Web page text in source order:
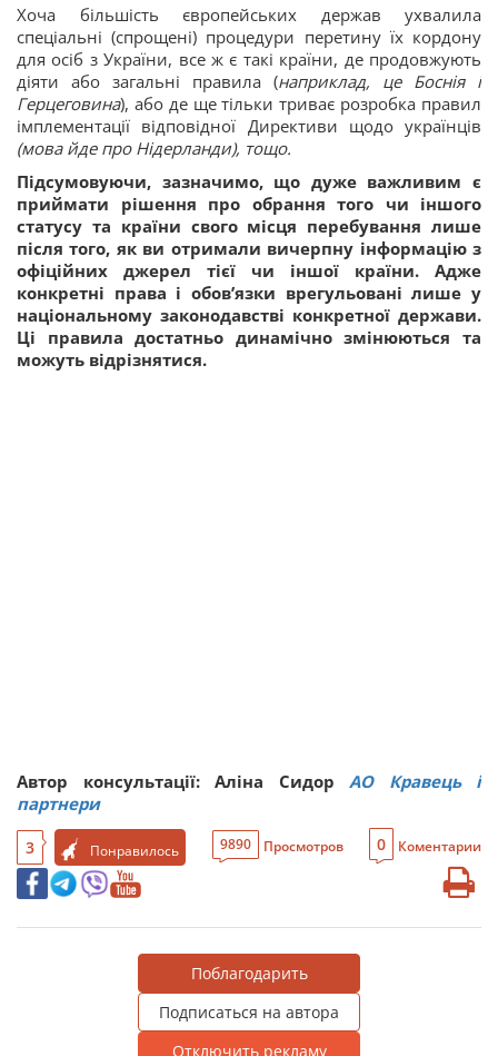
Хоча більшість європейських держав ухвалила
спеціальні (спрощені) процедури перетину їх кордону
для осіб з України, все ж є такі країни, де продовжують
діяти або загальні правила (наприклад, це Боснія і
Герцеговина), або де ще тільки триває розробка правил
імплементації відповідної Директиви щодо українців
(мова йде про Нідерланди), тощо.
Підсумовуючи, зазначимо, що дуже важливим є
приймати рішення про обрання того чи іншого
статусу та країни свого місця перебування лише
після того, як ви отримали вичерпну інформацію з
офіційних джерел тієї чи іншої країни. Адже
конкретні права і обов’язки врегульовані лише у
національному законодавстві конкретної держави.
Ці правила достатньо динамічно змінюються та
можуть відрізнятися.
Автор консультації: Аліна Сидор
АО Кравець і
партнери
3 Понравилось 9890 Просмотров 0 Коментарии
Поблагодарить
Подписаться на автора
Отключить рекламу